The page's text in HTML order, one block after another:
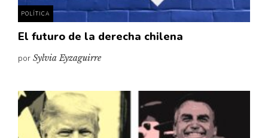
POLÍTICA
El futuro de la derecha chilena
por Sylvia Eyzaguirre